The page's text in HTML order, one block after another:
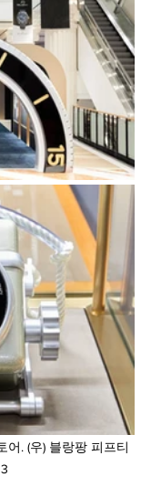
어. (우) 블랑팡 피프티